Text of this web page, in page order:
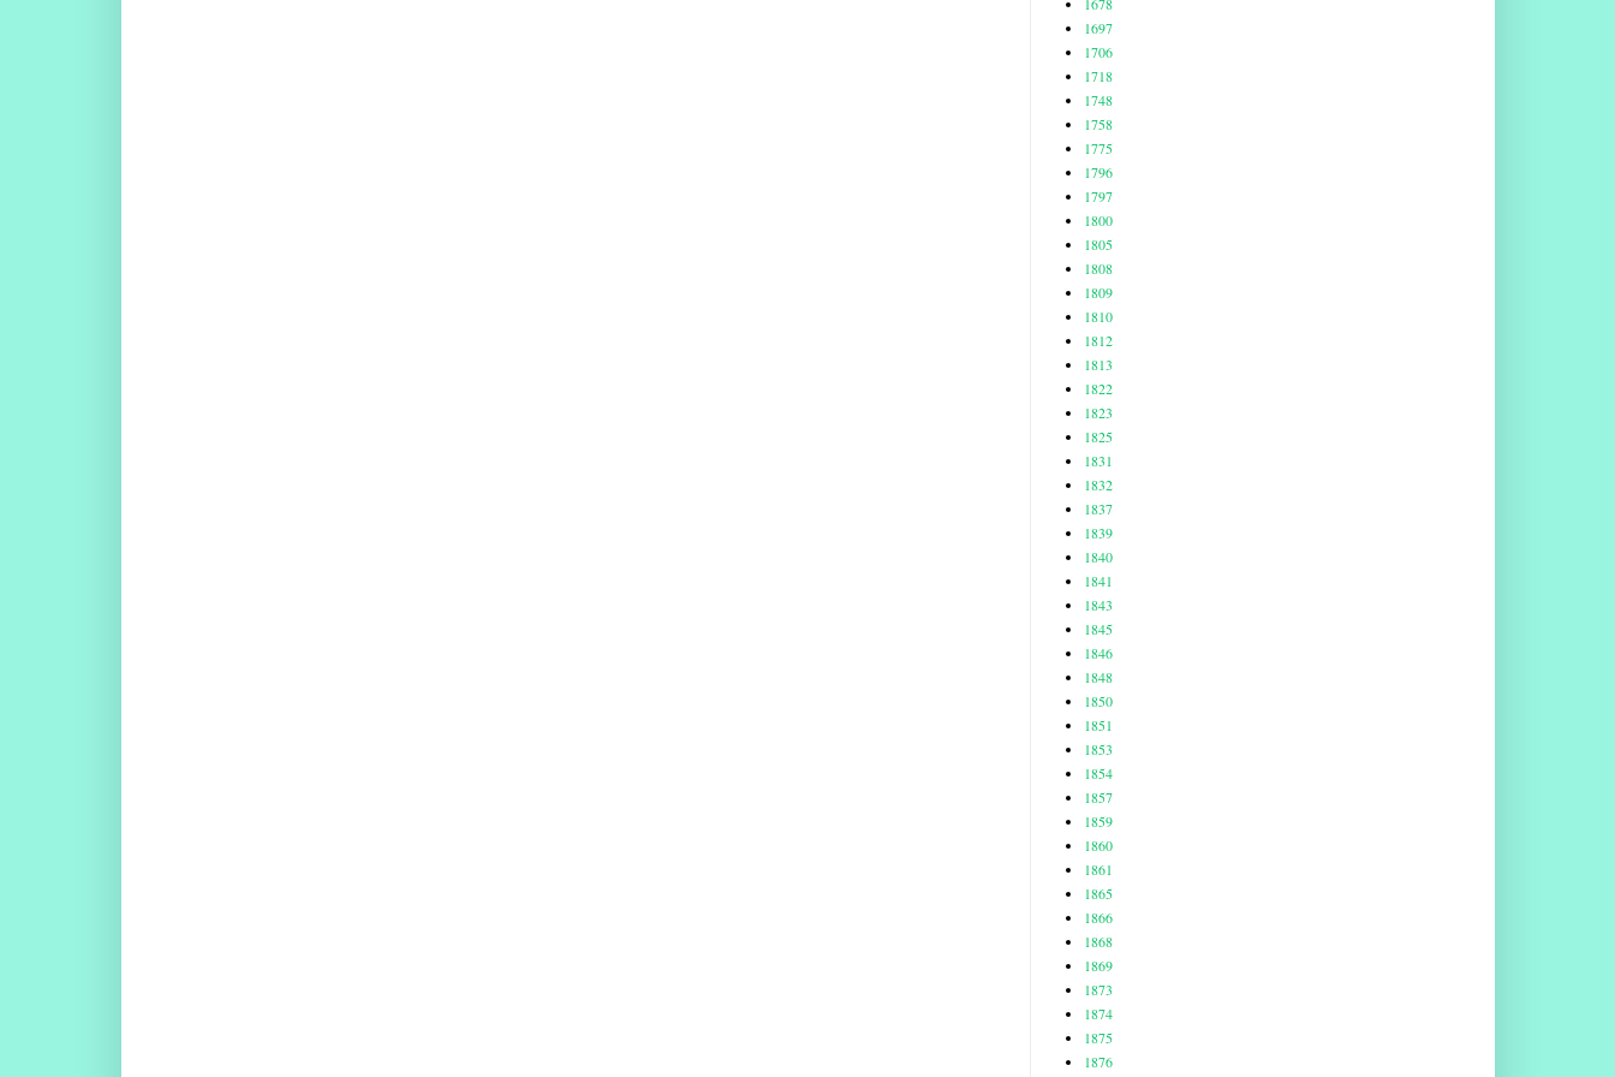
1697
1706
1718
1748
1758
1775
1796
1797
1800
1805
1808
1809
1810
1812
1813
1822
1823
1825
1831
1832
1837
1839
1840
1841
1843
1845
1846
1848
1850
1851
1853
1854
1857
1859
1860
1861
1865
1866
1868
1869
1873
1874
1875
1876